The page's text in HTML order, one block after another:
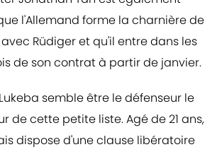
l'Allemand forme la charnière de
Rüdiger et qu'il entre dans les
de son contrat à partir de janvier.
semble être le défenseur le
de cette petite liste. Agé de 21 ans,
dispose d'une clause libératoire